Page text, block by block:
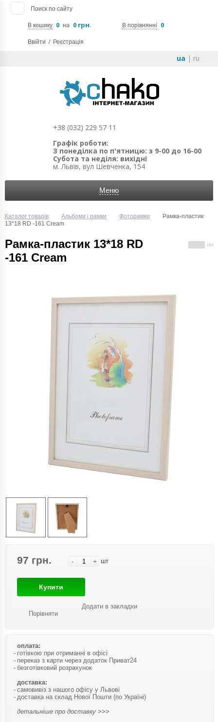
Поиск по сайту
В кошику 0 на 0 грн. В порівнянні 0
Ввійти / Реєстрація
ua | ru
+38 (032) 229 57 11
Графік роботи:
З понеділка по п'ятницю: з 9-00 до 16-00
Субота та неділя: вихідні
м. Львів, вул Шевченка, 154
Меню
Каталог товарів Альбоми і рамки Фоторамки
Рамка-пластик
13*18 RD -161 Cream
Рамка-пластик 13*18 RD
-161 Cream
( 0 )
97 грн. - + шт
Купити
Порівняти
Додати в закладки
оплата:
готівкою при отриманні в офісі
переказ з карти через додаток Приват24
безготівковий розрахунок
доставка:
самовивіз з нашого офісу у Львові
доставка на склад Нової Пошти (по Україні)
детальніше про доставку >>>